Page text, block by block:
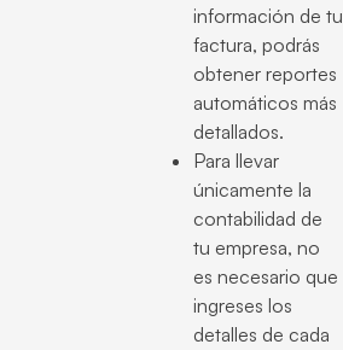
información de tu
factura, podrás
obtener reportes
automáticos más
detallados.
Para llevar
únicamente la
contabilidad de
tu empresa, no
es necesario que
ingreses los
detalles de cada